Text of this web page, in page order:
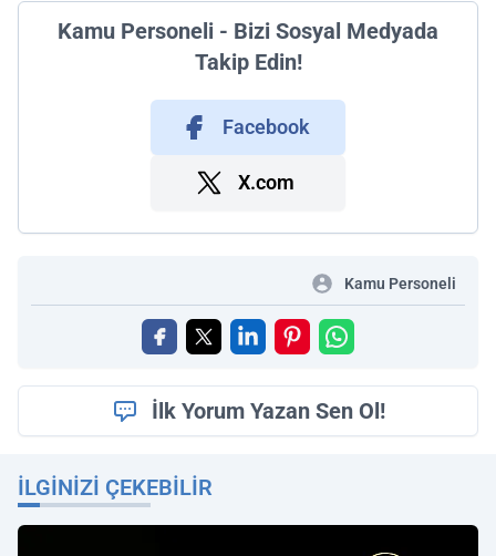
Kamu Personeli - Bizi Sosyal Medyada
Takip Edin!
Facebook
X.com
Kamu Personeli
İlk Yorum Yazan Sen Ol!
İLGINIZI ÇEKEBILIR